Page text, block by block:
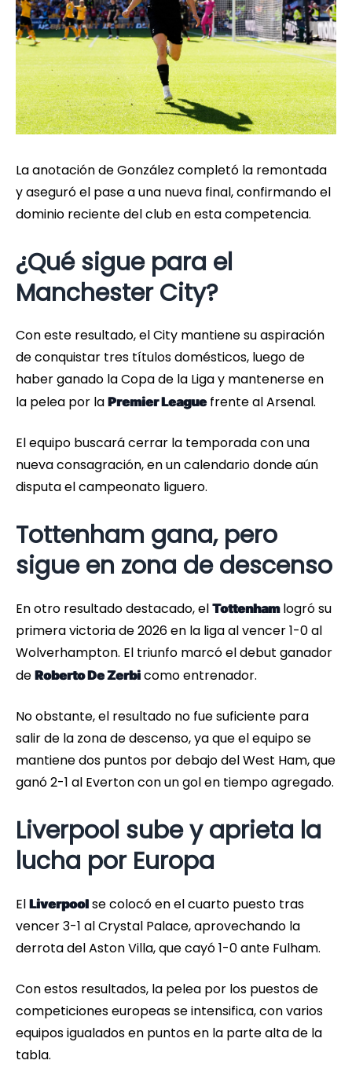
La anotación de González completó la remontada
y aseguró el pase a una nueva final, confirmando el
dominio reciente del club en esta competencia.
¿Qué sigue para el
Manchester City?
Con este resultado, el City mantiene su aspiración
de conquistar tres títulos domésticos, luego de
haber ganado la Copa de la Liga y mantenerse en
la pelea por la Premier Leaguefrente al Arsenal.
El equipo buscará cerrar la temporada con una
nueva consagración, en un calendario donde aún
disputa el campeonato liguero.
Tottenham gana, pero
sigue en zona de descenso
En otro resultado destacado, el Tottenhamlogró su
primera victoria de 2026 en la liga al vencer 1-0 al
Wolverhampton. El triunfo marcó el debut ganador
de Roberto De Zerbi como entrenador.
No obstante, el resultado no fue suficiente para
salir de la zona de descenso, ya que el equipo se
mantiene dos puntos por debajo del West Ham, que
ganó 2-1 al Everton con un gol en tiempo agregado.
Liverpool sube y aprieta la
lucha por Europa
El Liverpool se colocó en el cuarto puesto tras
vencer 3-1 al Crystal Palace, aprovechando la
derrota del Aston Villa, que cayó 1-0 ante Fulham.
Con estos resultados, la pelea por los puestos de
competiciones europeas se intensifica, con varios
equipos igualados en puntos en la parte alta de la
tabla.